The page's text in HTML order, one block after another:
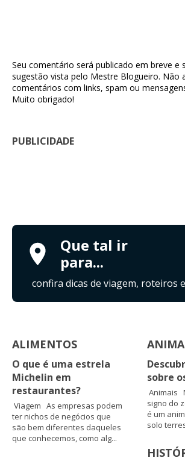
Seu comentário será publicado em breve e
sugestão vista pelo Mestre Blogueiro. Não
comentários com links, spam ou
Muito obrigado!
PUBLICIDADE
Que tal ir
para...
confira dicas de viagem, roteiros
ALIMENTOS
O que é uma estrela
Michelin em
restaurantes?
Viagem As empresas podem
ter nichos de negócios que
são bem diferentes daqueles
que conhecemos, como alg...
sobre
Animais
signo do
é um
solo